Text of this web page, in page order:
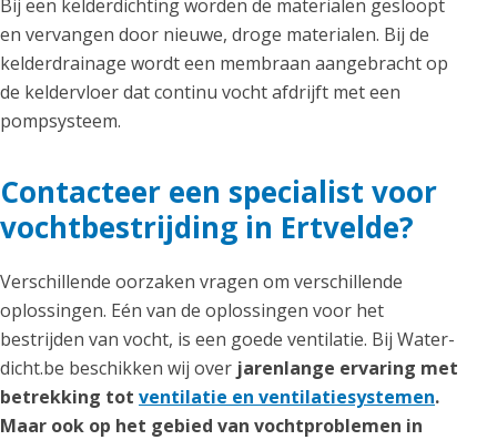
Bij een kelderdichting worden de materialen gesloopt
en vervangen door nieuwe, droge materialen. Bij de
kelderdrainage wordt een membraan aangebracht op
de keldervloer dat continu vocht afdrijft met een
pompsysteem.
Contacteer een specialist voor
vochtbestrijding in Ertvelde?
Verschillende oorzaken vragen om verschillende
oplossingen. Eén van de oplossingen voor het
bestrijden van vocht, is een goede ventilatie. Bij Water-
dicht.be beschikken wij over jarenlange ervaring met
betrekking tot ventilatie en ventilatiesystemen.
Maar ook op het gebied van vochtproblemen in